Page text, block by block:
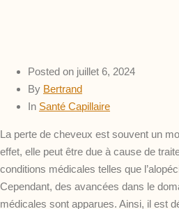
Posted on juillet 6, 2024
By Bertrand
In Santé Capillaire
La perte de cheveux est souvent un
effet, elle peut être due à cause de
conditions médicales telles que
Cependant, des avancées dans le
médicales sont apparues. Ainsi, il est